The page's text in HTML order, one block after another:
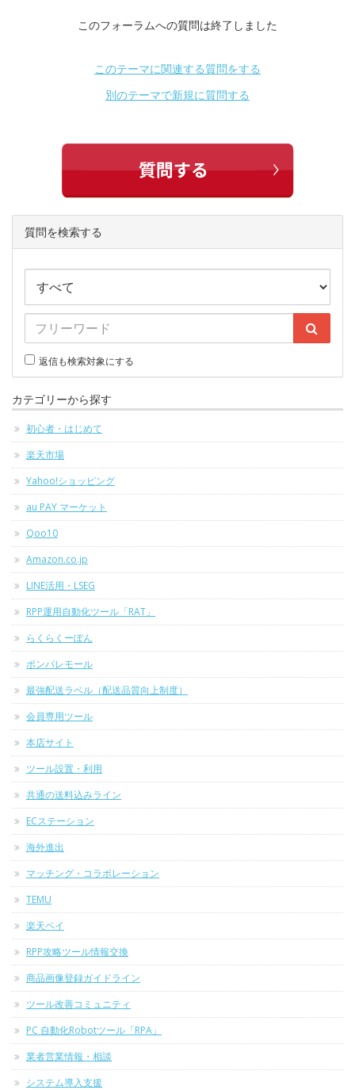
このフォーラムへの質問は終了しました
このテーマに関連する質問をする
別のテーマで新規に質問する
質問を検索する
返信も検索対象にする
カテゴリーから探す
初心者・はじめて
楽天市場
Yahoo!ショッピング
au PAY マーケット
Qoo10
Amazon.co.jp
LINE活用・LSEG
RPP運用自動化ツール「RAT」
らくらくーぽん
ポンパレモール
最強配送ラベル（配送品質向上制度）
会員専用ツール
本店サイト
ツール設置・利用
共通の送料込みライン
ECステーション
海外進出
マッチング・コラボレーション
TEMU
楽天ペイ
RPP攻略ツール情報交換
商品画像登録ガイドライン
ツール改善コミュニティ
PC 自動化Robotツール「RPA」
業者営業情報・相談
システム導入支援